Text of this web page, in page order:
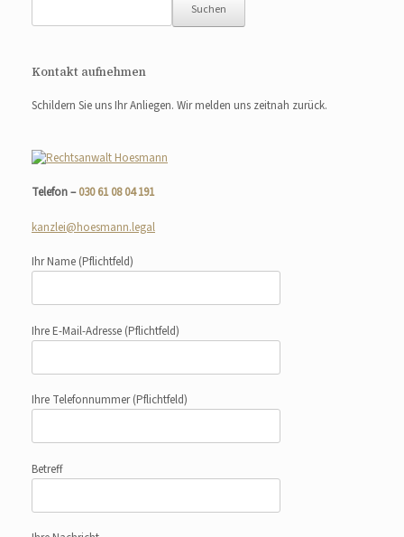
Suchen
Kontakt aufnehmen
Schildern Sie uns Ihr Anliegen. Wir melden uns zeitnah zurück.
Telefon –030 61 08 04 191
kanzlei@hoesmann.legal
Ihr Name (Pflichtfeld)
Ihre E-Mail-Adresse (Pflichtfeld)
Ihre Telefonnummer(Pflichtfeld)
Betreff